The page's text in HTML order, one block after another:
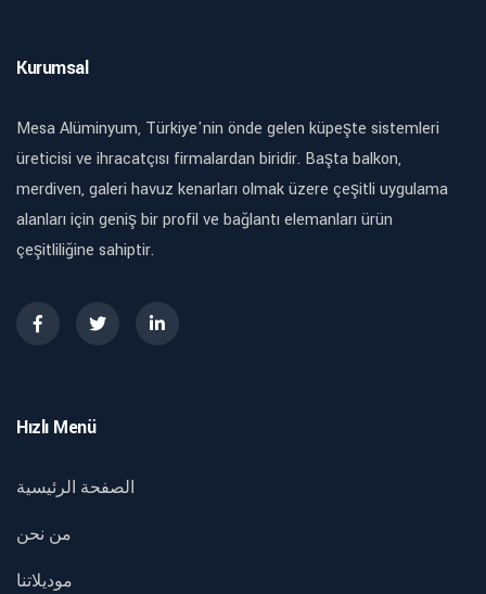
Kurumsal
Mesa Alüminyum, Türkiye'nin önde gelen küpeşte sistemleri
üreticisi ve ihracatçısı firmalardan biridir. Başta balkon,
merdiven, galeri havuz kenarları olmak üzere çeşitli uygulama
alanları için geniş bir profil ve bağlantı elemanları ürün
çeşitliliğine sahiptir.
Hızlı Menü
الصفحة الرئيسية
من نحن
موديلاتنا